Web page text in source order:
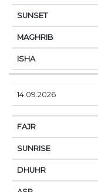
14.09.2026